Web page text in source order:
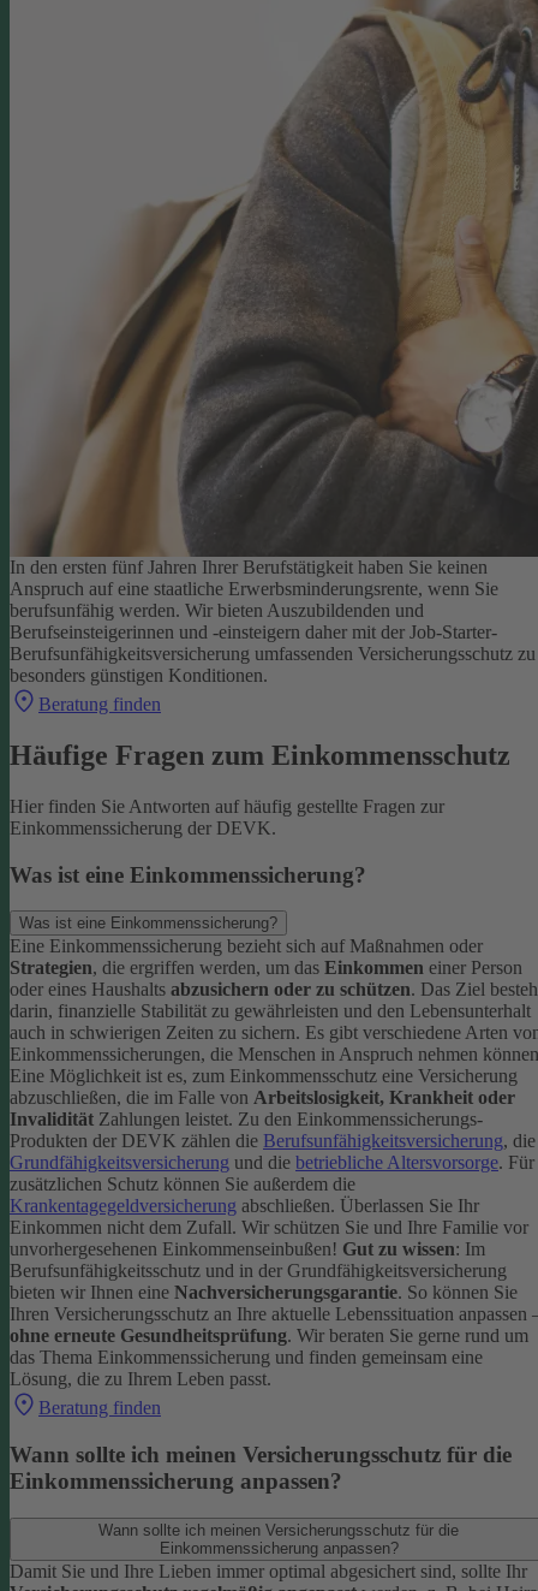
In den ersten fünf Jahren Ihrer Berufstätigkeit haben Sie keinen
Anspruch auf eine staatliche Erwerbsminderungsrente, wenn Sie
berufsunfähig werden. Wir bieten Auszubildenden und
Berufseinsteigerinnen und -einsteigern daher mit der Job-Starter-
Berufsunfähigkeitsversicherung umfassenden Versicherungsschutz zu
besonders günstigen Konditionen.
Beratung finden
Häufige Fragen zum Einkommensschutz
Hier finden Sie Antworten auf häufig gestellte Fragen zur
Einkommenssicherung der DEVK.
Was ist eine Einkommenssicherung?
Was ist eine Einkommenssicherung?
Eine Einkommenssicherung bezieht sich auf Maßnahmen oder
Strategien, die ergriffen werden, um das Einkommen einer Person
oder eines Haushalts abzusichern oder zu schützen. Das Ziel
darin, finanzielle Stabilität zu gewährleisten und den Lebensunterhalt
auch in schwierigen Zeiten zu sichern. Es gibt verschiedene Arten
Einkommenssicherungen, die Menschen in Anspruch nehmen
Eine Möglichkeit ist es, zum Einkommensschutz eine Versicherung
abzuschließen, die im Falle von Arbeitslosigkeit, Krankheit oder
Invalidität Zahlungen leistet. Zu den Einkommenssicherungs-
Produkten der DEVK zählen die Berufsunfähigkeitsversicherung, die
Grundfähigkeitsversicherung und die betriebliche Altersvorsorge. Für
zusätzlichen Schutz können Sie außerdem die
Krankentagegeldversicherung abschließen. Überlassen Sie Ihr
Einkommen nicht dem Zufall. Wir schützen Sie und Ihre Familie vor
unvorhergesehenen Einkommenseinbußen! Gut zu wissen: Im
Berufsunfähigkeitsschutz und in der Grundfähigkeitsversicherung
bieten wir Ihnen eine Nachversicherungsgarantie. So können Sie
Ihren Versicherungsschutz an Ihre aktuelle Lebenssituation anpassen
ohne erneute Gesundheitsprüfung. Wir beraten Sie gerne rund um
das Thema Einkommenssicherung und finden gemeinsam eine
Lösung, die zu Ihrem Leben passt.
Beratung finden
Wann sollte ich meinen Versicherungsschutz für die
Einkommenssicherung anpassen?
Wann sollte ich meinen Versicherungsschutz für die
Einkommenssicherung anpassen?
Damit Sie und Ihre Lieben immer optimal abgesichert sind, sollte Ihr